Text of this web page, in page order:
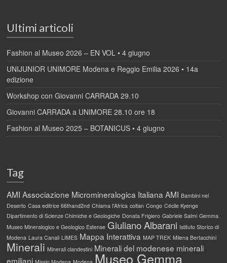
Ultimi articoli
Fashion al Museo 2026 – EN VOL • 4 giugno
UNIJUNIOR UNIMORE Modena e Reggio Emilia 2026 • 14a
edizione
Workshop con Giovanni CARRADA 29.10
Giovanni CARRADA a UNIMORE 28.10 ore 18
Fashion al Museo 2025 – BOTANICUS • 4 giugno
Tag
AMI Associazione Micromineralogica Italiana AMI Bambini nel
Deserto Casa editrice 66thand2nd Chiama l'Africa coltan Congo Cécile Kyenge
Dipartimento di Scienze Chimiche e Geologiche Donata Frigiero Gabriele Salmi Gemma.
Museo Mineralogico e Geologico Estense Giuliano Albarani Istituto Storico di
Modena Laura Canali LIMES Mappa Interattiva MAP TREK Milena Bertacchini
Minerali Minerali clandestini Minerali del modenese minerali
emiliani
Museo Gemma